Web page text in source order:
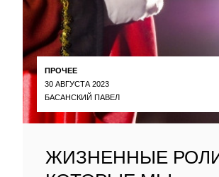
ПРОЧЕЕ
30 АВГУСТА 2023
БАСАНСКИЙ ПАВЕЛ
ЖИЗНЕННЫЕ